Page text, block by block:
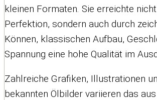
kleinen Formaten. Sie erreichte
Perfektion, sondern auch durch
Können, klassischen Aufbau,
Spannung eine hohe Qualität im
Zahlreiche Grafiken, Illustrationen
bekannten Ölbilder variieren das